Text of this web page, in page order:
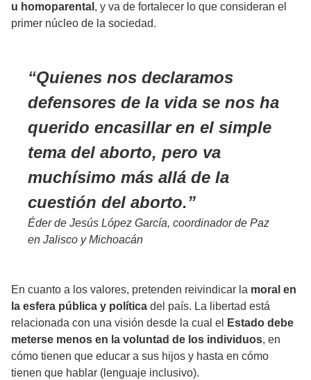
u homoparental , y va de fortalecer lo que consideran el
primer núcleo de la sociedad.
Quienes nos declaramos
defensores de la vida se nos ha
querido encasillar en el simple
tema del aborto, pero va
muchísimo más allá de la
cuestión del aborto.
Éder de Jesús López García, coordinador de Paz
en Jalisco y Michoacán
En cuanto a los valores, pretenden reivindicar la moral en
la esfera pública y política del país. La libertad está
relacionada con una visión desde la cual el
Estado debe
meterse menos en la voluntad de los individuos, en
cómo tienen que educar a sus hijos y hasta en cómo
tienen que hablar (lenguaje inclusivo).